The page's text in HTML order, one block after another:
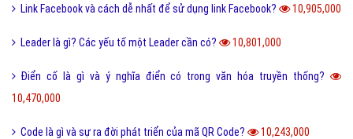
Link Facebook và cách dễ nhất để sử dụng link Facebook? 10,905,000
Leader là gì? Các yếu tố một Leader cần có? 10,801,000
Điển cố là gì và ý nghĩa điển có trong văn hóa truyền thống?
10,470,000
Code là gì và sự ra đời phát triển của mã QR Code? 10,243,000